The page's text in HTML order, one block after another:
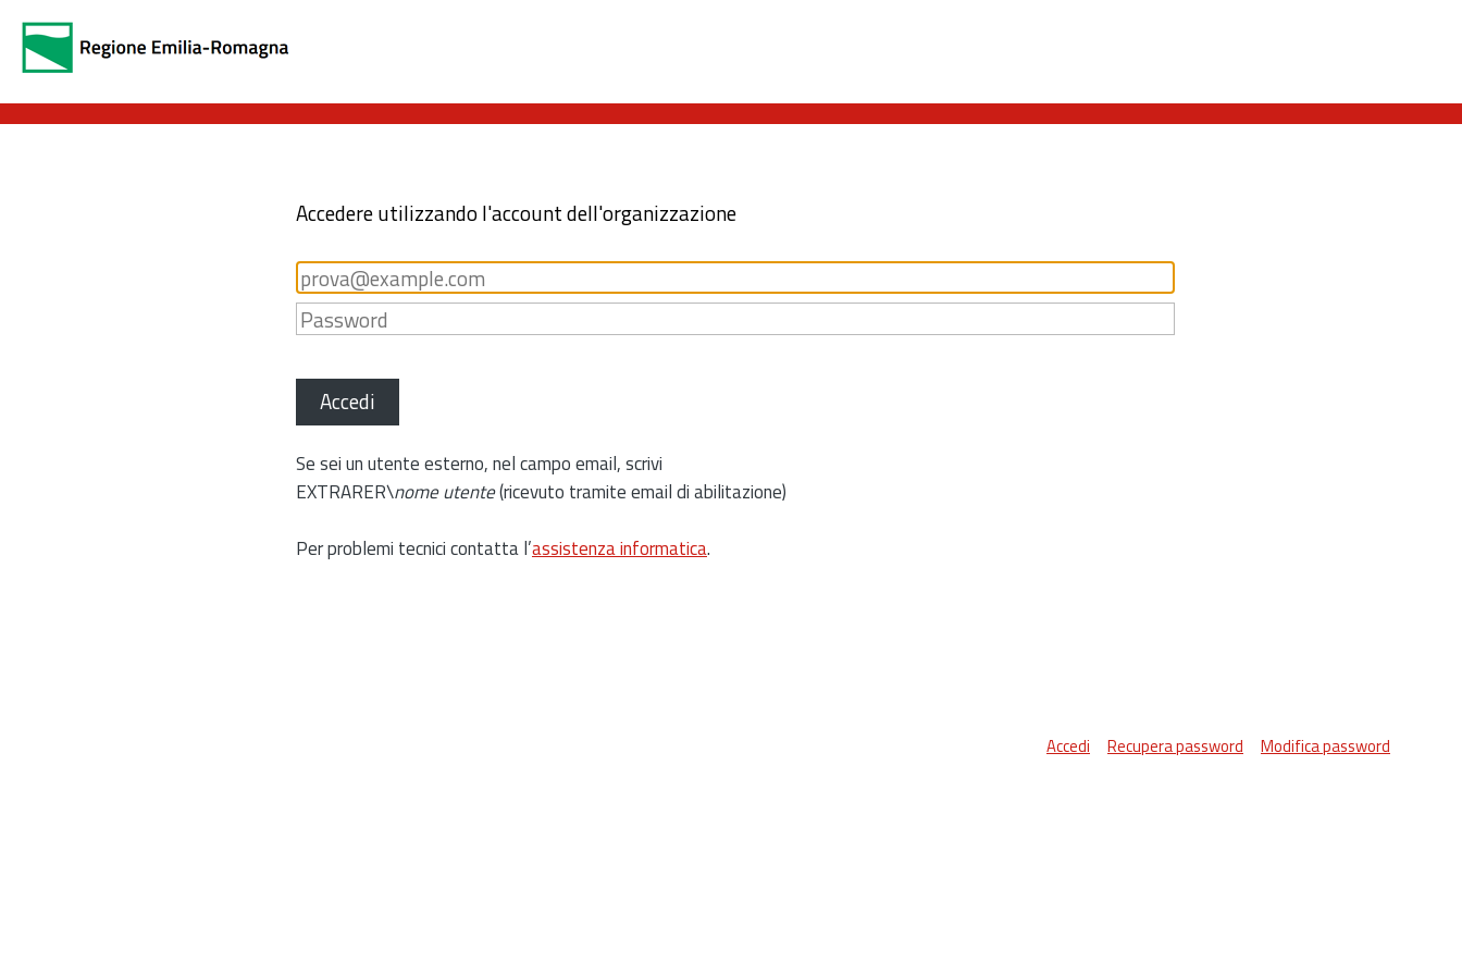
Accedere utilizzando l'account dell'organizzazione
Accedi
Se sei un utente esterno, nel campo email, scrivi
EXTRARER\nome utente(ricevuto tramite email di abilitazione)
Per problemi tecnici contatta l’assistenza informatica.
Accedi Recupera password Modifica password